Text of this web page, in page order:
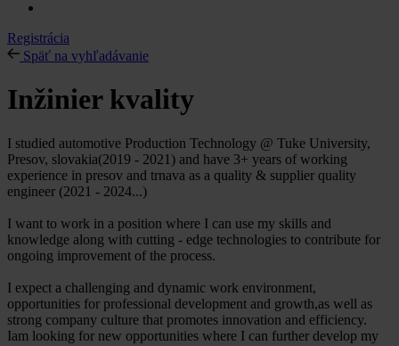
Registrácia
Späť na vyhľadávanie
Inžinier kvality
I studied automotive Production Technology @ Tuke University,
Presov, slovakia(2019 - 2021) and have 3+ years of working
experience in presov and trnava as a quality & supplier quality
engineer (2021 - 2024...)
I want to work in a position where I can use my skills and
knowledge along with cutting - edge technologies to contribute for
ongoing improvement of the process.
I expect a challenging and dynamic work environment,
opportunities for professional development and growth,as well as
strong company culture that promotes innovation and efficiency.
Iam looking for new opportunities where I can further develop my